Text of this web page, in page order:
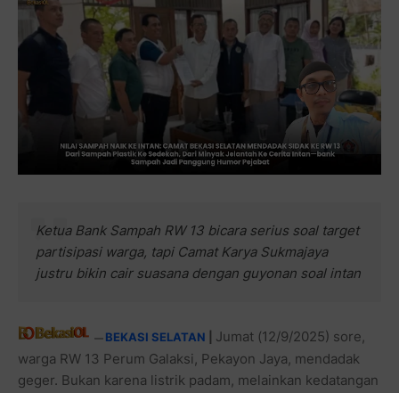
Ketua Bank Sampah RW 13 bicara serius soal target
partisipasi warga, tapi Camat Karya Sukmajaya
justru bikin cair suasana dengan guyonan soal intan
— BEKASI SELATAN
Jumat (12/9/2025) sore,
warga RW 13 Perum Galaksi, Pekayon Jaya, mendadak
geger. Bukan karena listrik padam, melainkan kedatangan